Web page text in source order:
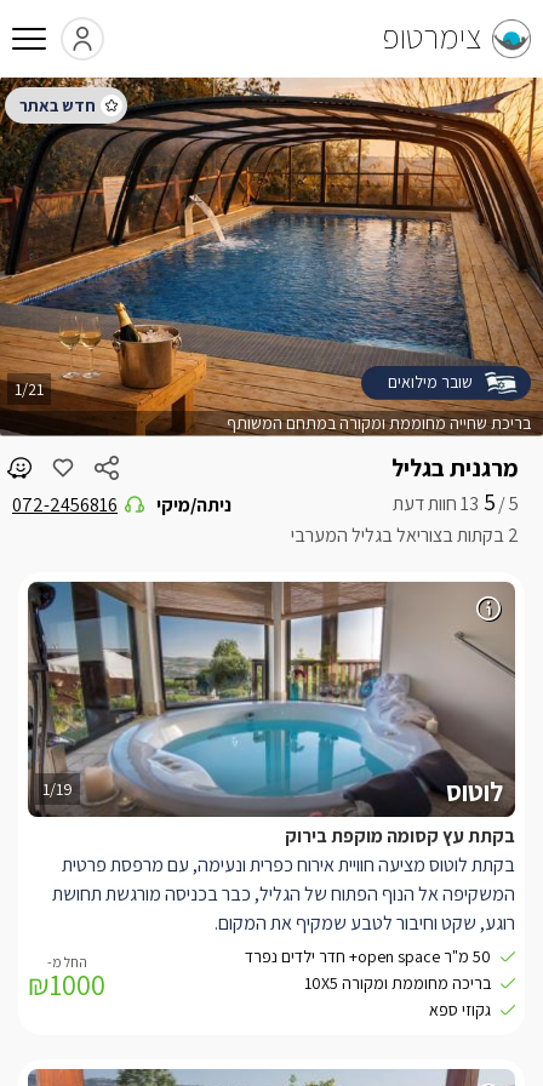
צימרטופ
מרגנית בגליל
5 /
5
2 בקתות בצוריאל בגליל המערבי
ניתה/מיקי 072-2456816
בריכת שחייה מחוממת ומקורה במתחם המשותף
1/21 שובר מילואים
1/19 לוטוס
בקתת עץ קסומה מוקפת בירוק
בקתת לוטוס מציעה חוויית אירוח כפרית ונעימה, עם מרפסת פרטית
המשקיפה אל הנוף הפתוח של הגליל, כבר בכניסה מורגשת תחושת
רוגע, שקט וחיבור לטבע שמקיף את המקום.
חלל הבקתה מעוצב בחמימות ומכיל מיטה קינג סייז רחבה, לצד
מטבחון נוח (ללא אפשרות בישול) הכולל מכונת קפה ובר מים. פינת
האוכל מעץ, קמין עצים לימי החורף, פינת ישיבה אינטימית עם ספה,
במרכז הבקתה ממתין ג’קוזי עגול ומפנק, מוקף חלונות רפלקטיביים
50 מ"ר open space+ חדר ילדים נפרד
בריכה מחוממת ומקורה 10X5
גקוזי ספא
₪1000